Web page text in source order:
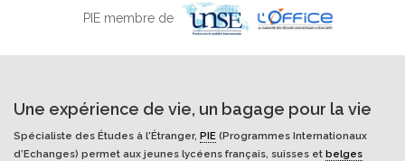
PIE membre de
Une expérience de vie, un bagage pour la vie
Spécialiste des Études à l'Étranger, PIE (Programmes Internationaux
d’Echanges) permet aux jeunes lycéens français, suisses et belges